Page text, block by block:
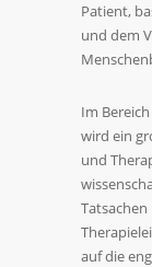
Patient,
und dem
Im
wird ein
und
auf die